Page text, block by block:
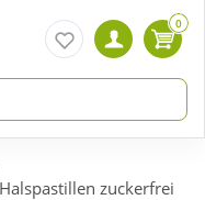
0
zuckerfrei